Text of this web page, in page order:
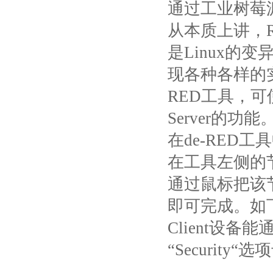
通过工业树
从本质上讲，
是Linux的变
现各种各样的
RED工具，可
Server的功能
在de-RED工
在工具左侧的
通过鼠标把该
即可完成。如
Client设备能
“Security“选